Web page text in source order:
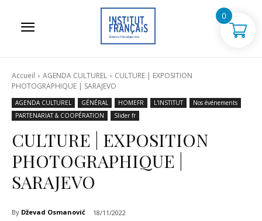
Accueil AGENDA CULTUREL
CULTURE | EXPOSITION
PHOTOGRAPHIQUE | SARAJEVO
AGENDA CULTUREL GÉNÉRAL HOMEFR L'INSTITUT
Nos événements
PARTENARIAT & COOPÉRATION
Slider fr
CULTURE | EXPOSITION
PHOTOGRAPHIQUE |
SARAJEVO
By Dževad Osmanović 18/11/2022
0